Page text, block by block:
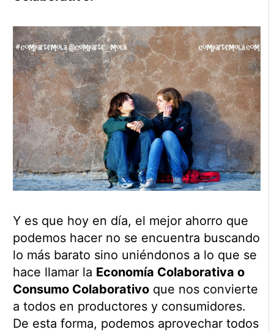
Y es que hoy en día, el mejor ahorro que
podemos hacer no se encuentra buscando
lo más barato sino uniéndonos a lo que se
hace llamar la Economía Colaborativa o
Consumo Colaborativoque nos convierte
a todos en productores y consumidores.
De esta forma, podemos aprovechar todos